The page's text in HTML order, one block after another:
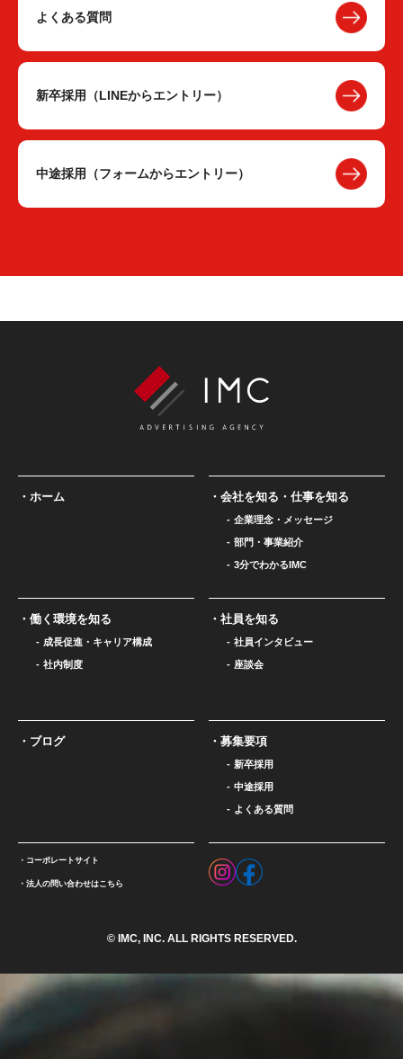
よくある質問
新卒採用（LINEからエントリー）
中途採用（フォームからエントリー）
ホーム 会社を知る・仕事を知る
企業理念・メッセージ
部門・事業紹介
3分でわかるIMC
働く環境を知る
成長促進・キャリア構成
社内制度
社員を知る
社員インタビュー
座談会
ブログ 募集要項
新卒採用
中途採用
よくある質問
コーポレートサイト
法人の問い合わせはこちら
© IMC, INC. ALL RIGHTS RESERVED.